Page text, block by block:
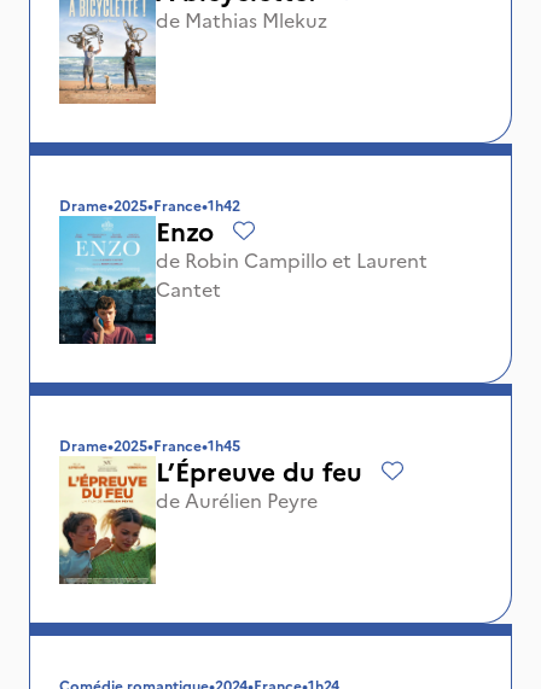
de Mathias Mlekuz
Drame•2025•France•1h42
Enzo
de Robin Campillo et Laurent
Cantet
Drame•2025•France•1h45
L’Épreuve du feu
de Aurélien Peyre
Comédie romantique•2024•France•1h24